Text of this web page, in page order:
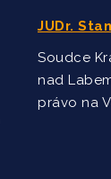
JUDr.
Soudce
nad
právo na